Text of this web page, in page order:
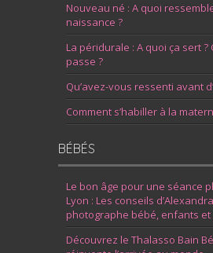
Nouveau né : A quoi
naissance ?
La péridurale : A quoi ça sert ?
passe ?
Qu’avez-vous ressenti avant
Comment s’habiller à la
BÉBÉS
Le bon âge pour une séance
Lyon : Les conseils
photographe bébé, enfants et
Découvrez le Thalasso Bain